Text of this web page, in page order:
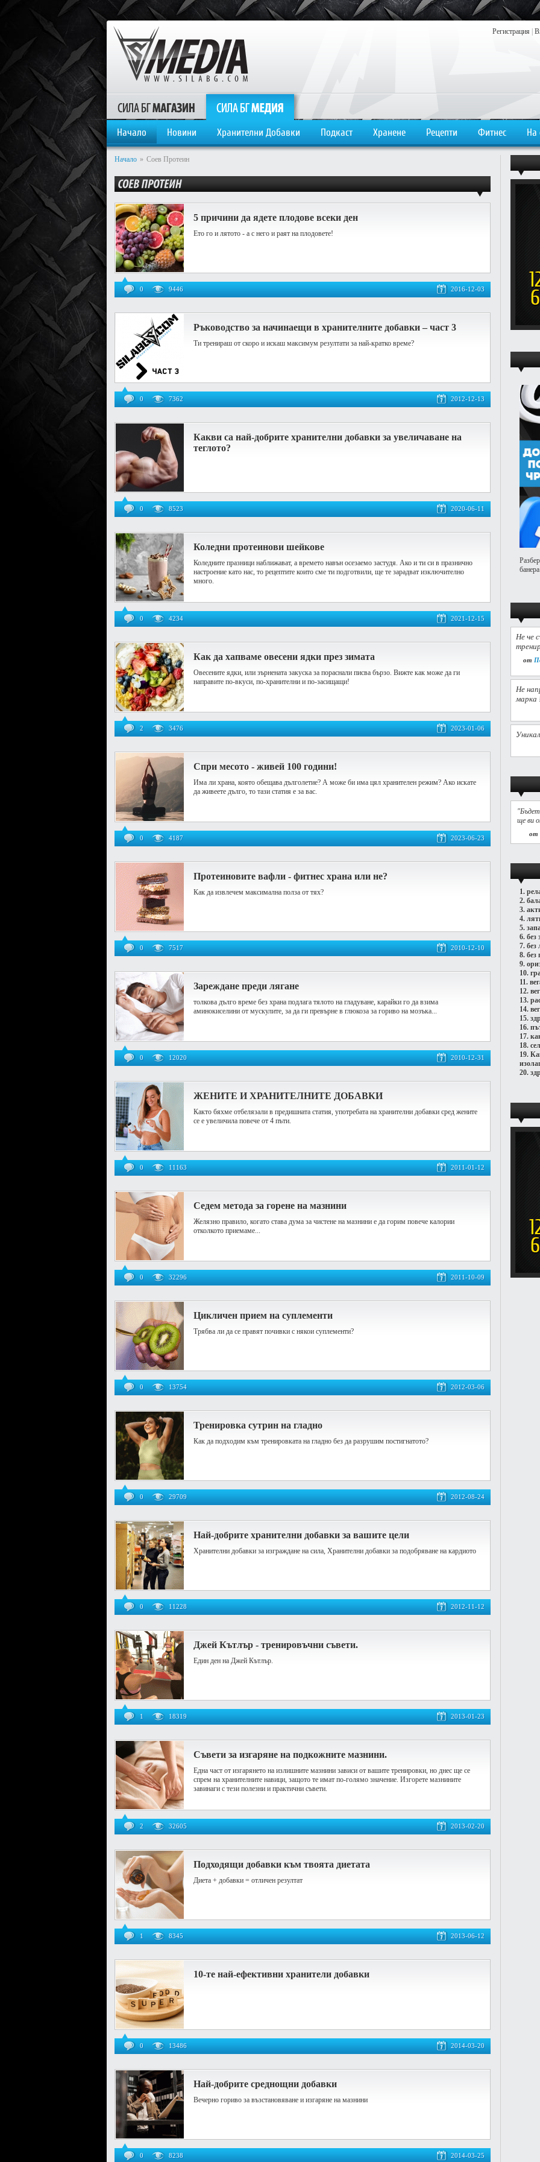
Регистрация
Начало Новини Хранителни Добавки Подкаст Хранене Рецепти Фитнес На
Начало » Соев Протеин
5 причини да ядете плодове всеки ден
Ето го и лятото - а с него и раят на плодовете!
0 9446 2016-12-03
Ръководство за начинаещи в хранителните добавки – част 3
Ти тренираш от скоро и искаш максимум резултати за най-кратко време?
0 7362 2012-12-13
Какви са най-добрите хранителни добавки за увеличаване на
теглото?
0 8523 2020-06-11
Коледни протеинови шейкове
Коледните празници наближават, а времето навън осезаемо застудя. Ако и ти си в празнично
настроение като нас, то рецептите които сме ти подготвили, ще те зарадват изключително
много.
0 4234 2021-12-15
Как да хапваме овесени ядки през зимата
Овесените ядки, или зърнената закуска за пораснали писва бързо. Вижте как може да ги
направите по-вкуси, по-хранителни и по-засищащи!
2 3476 2023-01-06
Спри месото - живей 100 години!
Има ли храна, която обещава дълголетие? А може би има цял хранителен режим? Ако искате
да живеете дълго, то тази статия е за вас.
0 4187 2023-06-23
Протеиновите вафли - фитнес храна или не?
Как да извлечем максимална полза от тях?
0 7517 2010-12-10
Зареждане преди лягане
толкова дълго време без храна подлага тялото на гладуване, карайки го да взима
аминокиселини от мускулите, за да ги превърне в глюкоза за гориво на мозъка...
0 12020 2010-12-31
ЖЕНИТЕ И ХРАНИТЕЛНИТЕ ДОБАВКИ
Както бяхме отбелязали в предишната статия, употребата на хранителни добавки сред жените
се е увеличила повече от 4 пъти.
0 11163 2011-01-12
Седем метода за горене на мазнини
Желязно правило, когато става дума за чистене на мазнини е да горим повече калории
отколкото приемаме...
0 32296 2011-10-09
Цикличен прием на суплементи
Трябва ли да се правят почивки с някои суплементи?
0 13754 2012-03-06
Тренировка сутрин на гладно
Как да подходим към тренировката на гладно без да разрушим постигнатото?
0 29709 2012-08-24
Най-добрите хранителни добавки за вашите цели
Хранителни добавки за изграждане на сила, Хранителни добавки за подобряване на кардиото
0 11228 2012-11-12
Джей Кътлър - тренировъчни съвети.
Един ден на Джей Кътлър.
1 18319 2013-01-23
Съвети за изгаряне на подкожните мазнини.
Една част от изгарянето на излишните мазнини зависи от вашите тренировки, но днес ще се
спрем на хранителните навици, защото те имат по-голямо значение. Изгорете мазнините
завинаги с тези полезни и практични съвети.
2 32605 2013-02-20
Подходящи добавки към твоята диетата
Диета + добавки = отличен резултат
1 8345 2013-06-12
10-те най-ефективни хранители добавки
0 13486 2014-03-20
Най-добрите среднощни добавки
Вечерно гориво за възстановяване и изгаряне на мазнини
0 8238 2014-03-25
банера
Не че
от
Не
марка
ще ви
от
1.
2.
3.
4.
5.
6. без
7. без
8. без
9.
10.
11.
12.
13.
14.
15.
16.
17.
18.
19.
20.